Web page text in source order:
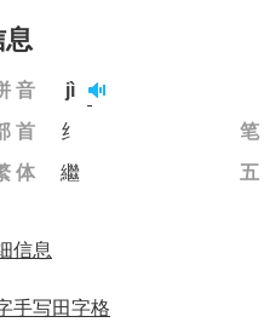
息
音
jì
首
纟
笔
体
繼 五
信息
手写田字格